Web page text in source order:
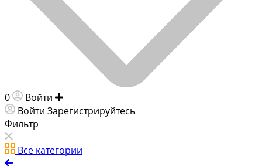
0 Войти
Войти Зарегистрируйтесь
Фильтр
Все категории